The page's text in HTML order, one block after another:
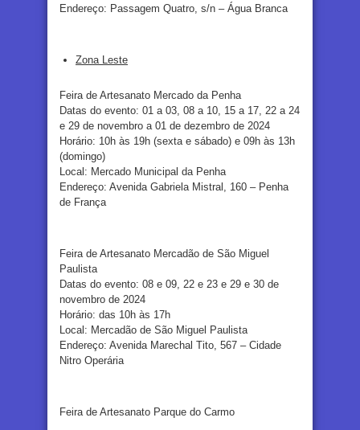
Endereço: Passagem Quatro, s/n – Água Branca
Zona Leste
Feira de Artesanato Mercado da Penha
Datas do evento: 01 a 03, 08 a 10, 15 a 17, 22 a 24
e 29 de novembro a 01 de dezembro de 2024
Horário: 10h às 19h (sexta e sábado) e 09h às 13h
(domingo)
Local: Mercado Municipal da Penha
Endereço: Avenida Gabriela Mistral, 160 – Penha
de França
Feira de Artesanato Mercadão de São Miguel
Paulista
Datas do evento: 08 e 09, 22 e 23 e 29 e 30 de
novembro de 2024
Horário: das 10h às 17h
Local: Mercadão de São Miguel Paulista
Endereço: Avenida Marechal Tito, 567 – Cidade
Nitro Operária
Feira de Artesanato Parque do Carmo